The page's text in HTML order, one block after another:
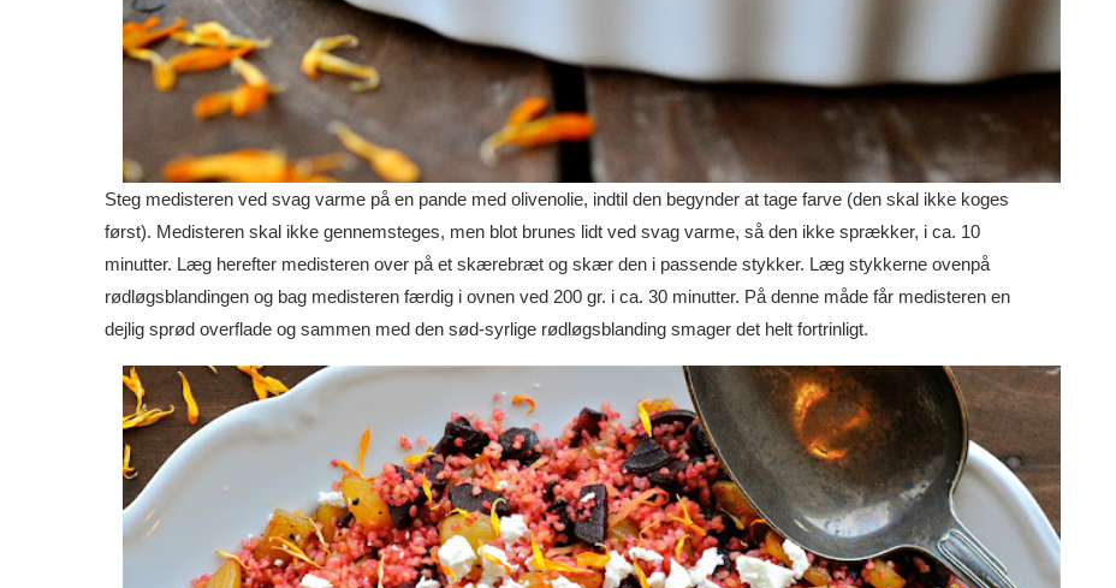
Steg medisteren ved svag varme på en pande med olivenolie, indtil den begynder at tage farve (den skal ikke koges
først). Medisteren skal ikke gennemsteges, men blot brunes lidt ved svag varme, så den ikke sprækker, i ca. 10
minutter. Læg herefter medisteren over på et skærebræt og skær den i passende stykker. Læg stykkerne ovenpå
rødløgsblandingen og bag medisteren færdig i ovnen ved 200 gr. i ca. 30 minutter. På denne måde får medisteren en
dejlig sprød overflade og sammen med den sød-syrlige rødløgsblanding smager det helt fortrinligt.